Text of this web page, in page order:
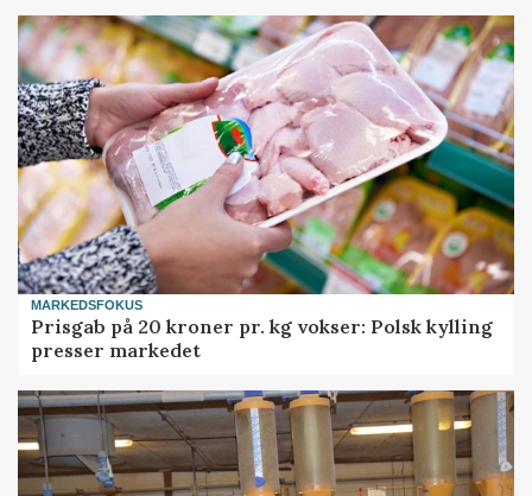
MARKEDSFOKUS
Prisgab på 20 kroner pr. kg vokser: Polsk kylling
presser markedet